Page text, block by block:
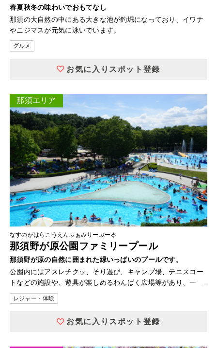
春夏秋冬の味わいでおもてなし
那須の大自然の中にある大きな池が釣堀になっており、イワナ
やニジマスが元気に泳いでいます。
グルメ
お気に入りスポット登録
那須エリア
なすのがはらこうえんふぁみりーぷーる
那須野が原公園ファミリープール
那須野が原の自然に囲まれた緑いっぱいのプールです。
公園内にはアスレチクッ、そり遊び、キャンプ場、テニスコー
トなどの施設や、遊具が楽しめるわんぱく広場等があり、一日
中お楽しみいただけます。
レジャー・体験
お気に入りスポット登録